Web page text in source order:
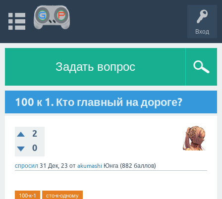
Вход
Задать вопрос
100 к 1. Кто главный на дороге?
2
0
спросил 31 Дек, 23 от akumashi Юнга (882 баллов)
100-к-1 сто-к-одному